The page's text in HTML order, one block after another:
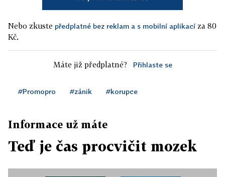
Nebo zkuste předplatné bez reklam a s mobilní aplikací za 80
Kč.
Máte již předplatné? Přihlaste se
#Promopro #zánik #korupce
Informace už máte
Teď je čas procvičit mozek